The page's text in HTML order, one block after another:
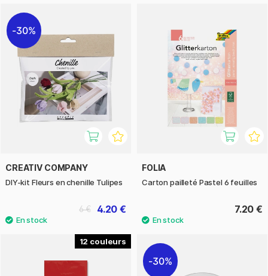
30%
CREATIV COMPANY
DIY-kit Fleurs en chenille Tulipes
4.20 €
6 €
FOLIA
Carton pailleté Pastel 6 feuilles
7.20 €
12
30%